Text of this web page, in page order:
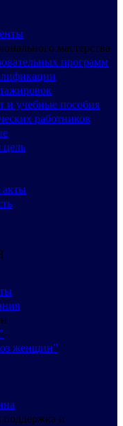
мастерства
программ
и учебные пособия
работников
цель
акты
женщин”
поддержка и